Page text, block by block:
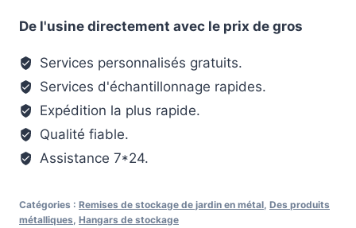
De l'usine directement avec le prix de gros
Services personnalisés gratuits.
Services d'échantillonnage rapides.
Expédition la plus rapide.
Qualité fiable.
Assistance 7*24.
Catégories : Remises de stockage de jardin en métal, Des produits
métalliques, Hangars de stockage